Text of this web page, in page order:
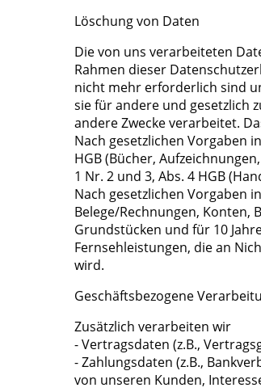
Löschung von Daten
Die von uns verarbeiteten
Rahmen dieser
nicht mehr erforderlich sind
sie für andere und gesetzlich
andere Zwecke verarbeitet.
Nach gesetzlichen Vorgaben
HGB (Bücher,
1 Nr. 2 und 3, Abs. 4 HGB
Nach gesetzlichen Vorgaben
Belege/Rechnungen, Konten,
Grundstücken und für 10
Fernsehleistungen, die an
wird.
Geschäftsbezogene
Zusätzlich verarbeiten wir
- Vertragsdaten (z.B.,
- Zahlungsdaten (z.B.,
von unseren Kunden,